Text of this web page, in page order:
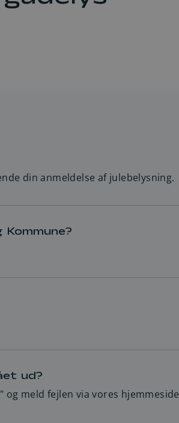
din anmeldelse af julebelysning.
udbedrer vi naturligvis straks.
ud?
og meld fejlen via vores hjemmeside